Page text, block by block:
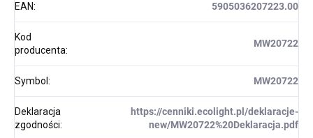
EAN: 5905036207223.00
Kod
producenta:
MW20722
Symbol : MW20722
Deklaracja
zgodności:
https://cenniki.ecolight.pl/deklaracje-
new/MW20722%20Deklaracja.pdf